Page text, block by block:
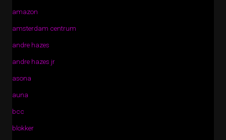
amazon
amsterdam centrum
andre hazes
andre hazes jr
asona
auna
bcc
blokker